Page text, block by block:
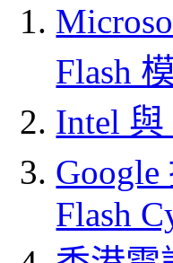
Flash
Intel
Google
Flash